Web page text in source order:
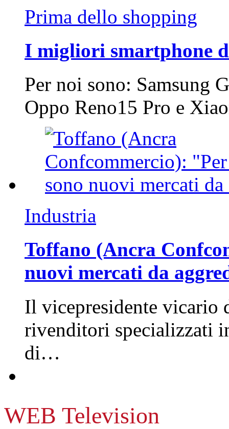
Prima dello shopping
I migliori smartphone
Per noi sono: Samsung
Oppo Reno15 Pro e
Industria
Toffano (Ancra
nuovi mercati da
Il vicepresidente vicario
rivenditori specializzati
di…
WEB Television